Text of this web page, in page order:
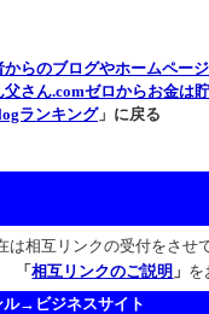
からのブログやホームペー
父さん.comゼロからお金は
ランキング」に戻る
は相互リンクの受付をさせ
「相互リンクのご説明 」 を
→ビジネスサイト